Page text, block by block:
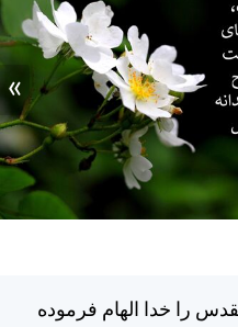
»
را خدا الهام فرموده